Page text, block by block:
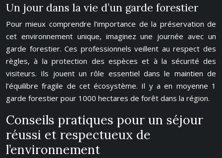
Un jour dans la vie d’un garde forestier
Pour mieux comprendre l’importance de la préservation de
cet environnement unique, imaginez une journée avec un
garde forestier. Ces professionnels veillent au respect des
règles, à la protection des espèces et à la sécurité des
visiteurs. Ils jouent un rôle essentiel dans le maintien de
l’équilibre fragile de cet écosystème. Il y a en moyenne 1
garde forestier pour 1000 hectares de forêt dans la région.
Conseils pratiques pour un séjour
réussi et respectueux de
l’environnement